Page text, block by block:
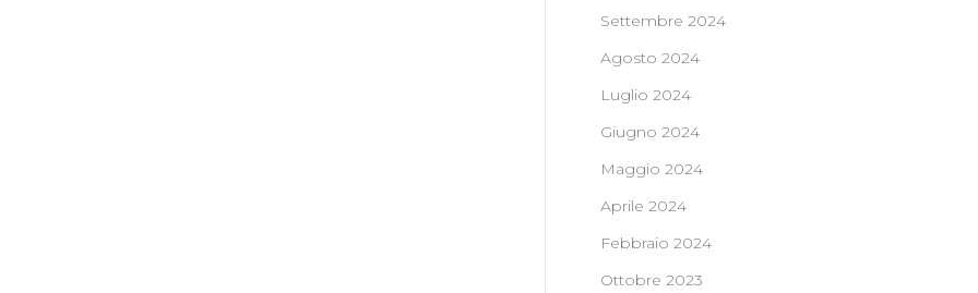
Settembre 2024
Agosto 2024
Luglio 2024
Giugno 2024
Maggio 2024
Aprile 2024
Febbraio 2024
Ottobre 2023